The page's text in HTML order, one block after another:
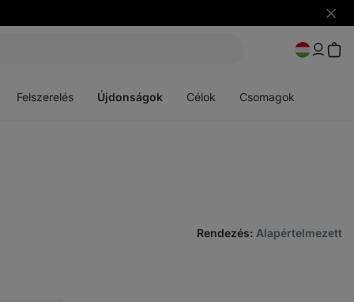
Felszerelés Újdonságok Célok Csomagok
Rendezés: Alapértelmezett